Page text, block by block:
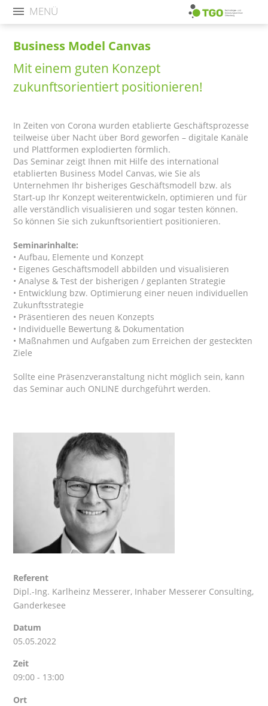
MENÜ
Business Model Canvas
Mit einem guten Konzept
zukunftsorientiert positionieren!
In Zeiten von Corona wurden etablierte Geschäftsprozesse
teilweise über Nacht über Bord geworfen – digitale Kanäle
und Plattformen explodierten förmlich.
Das Seminar zeigt Ihnen mit Hilfe des international
etablierten Business Model Canvas, wie Sie als
Unternehmen Ihr bisheriges Geschäftsmodell bzw. als
Start-up Ihr Konzept weiterentwickeln, optimieren und für
alle verständlich visualisieren und sogar testen können.
So können Sie sich zukunftsorientiert positionieren.
Seminarinhalte:
• Aufbau, Elemente und Konzept
• Eigenes Geschäftsmodell abbilden und visualisieren
• Analyse & Test der bisherigen / geplanten Strategie
• Entwicklung bzw. Optimierung einer neuen individuellen
Zukunftsstrategie
• Präsentieren des neuen Konzepts
• Individuelle Bewertung & Dokumentation
• Maßnahmen und Aufgaben zum Erreichen der gesteckten
Ziele
Sollte eine Präsenzveranstaltung nicht möglich sein, kann
das Seminar auch ONLINE durchgeführt werden.
Referent
Dipl.-Ing. Karlheinz Messerer, Inhaber Messerer Consulting,
Ganderkesee
Datum
05.05.2022
Zeit
09:00 - 13:00
Ort